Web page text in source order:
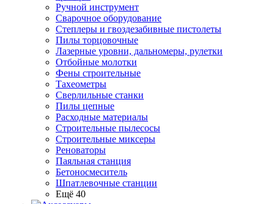
Ручной инструмент
Сварочное оборудование
Степлеры и гвоздезабивные пистолеты
Пилы торцовочные
Лазерные уровни, дальномеры, рулетки
Отбойные молотки
Фены строительные
Тахеометры
Сверлильные станки
Пилы цепные
Расходные материалы
Строительные пылесосы
Строительные миксеры
Реноваторы
Паяльная станция
Бетоносмеситель
Шпатлевочные станции
Ещё 40